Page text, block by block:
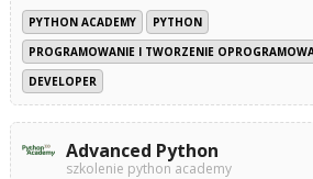
PYTHON ACADEMY
PYTHON
PROGRAMOWANIE I TWORZENIE
DEVELOPER
Advanced Python
szkolenie python academy